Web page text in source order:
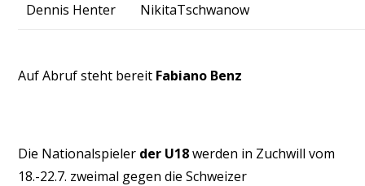
Dennis Henter NikitaTschwanow
Auf Abruf steht bereit Fabiano Benz
Die Nationalspieler der U18werden in Zuchwill vom
18.-22.7. zweimal gegen die Schweizer